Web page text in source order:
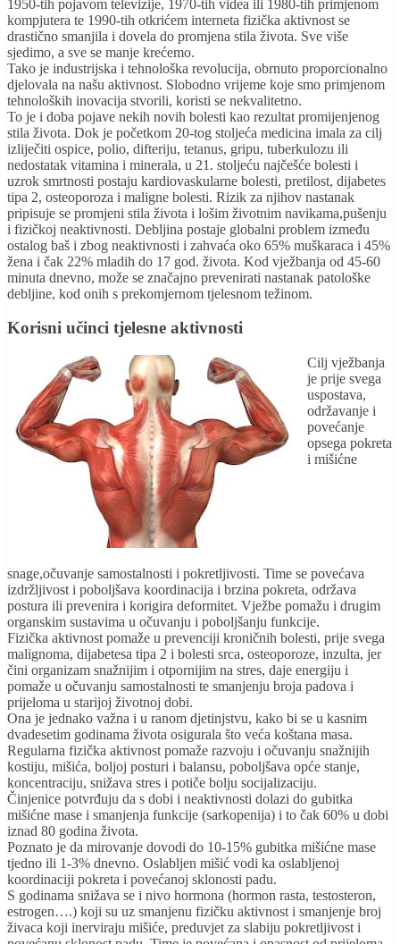
1950-tih pojavom televizije, 1970-tih videa ili 1980-tih primjenom
kompjutera te 1990-tih otkrićem interneta fizička aktivnost se
drastično smanjila i dovela do promjena stila života. Sve više
sjedimo, a sve se manje krećemo.
Tako je industrijska i tehnološka revolucija, obrnuto proporcionalno
djelovala na našu aktivnost. Slobodno vrijeme koje smo primjenom
tehnoloških inovacija stvorili, koristi se nekvalitetno.
To je i doba pojave nekih novih bolesti kao rezultat promijenjenog
stila života. Dok je početkom 20-tog stoljeća medicina imala za cilj
izliječiti ospice, polio, difteriju, tetanus, gripu, tuberkulozu ili
nedostatak vitamina i minerala, u 21. stoljeću najčešće bolesti i
uzrok smrtnosti postaju kardiovaskularne bolesti, pretilost, dijabetes
tipa 2, osteoporoza i maligne bolesti. Rizik za njihov nastanak
pripisuje se promjeni stila života i lošim životnim navikama,pušenju
i fizičkoj neaktivnosti. Debljina postaje globalni problem između
ostalog baš i zbog neaktivnosti i zahvaća oko 65% muškaraca i 45%
žena i čak 22% mladih do 17 god. života. Kod vježbanja od 45-60
minuta dnevno, može se značajno prevenirati nastanak patološke
debljine, kod onih s prekomjernom tjelesnom težinom.
Korisni učinci tjelesne aktivnosti
Cilj vježbanja
je prije svega
uspostava,
održavanje i
povećanje
opsega pokreta
i mišićne
snage,očuvanje samostalnosti i pokretljivosti. Time se povećava
izdržljivost i poboljšava koordinacija i brzina pokreta, održava
postura ili prevenira i korigira deformitet. Vježbe pomažu i drugim
organskim sustavima u očuvanju i poboljšanju funkcije.
Fizička aktivnost pomaže u prevenciji kroničnih bolesti, prije svega
malignoma, dijabetesa tipa 2 i bolesti srca, osteoporoze, inzulta, jer
čini organizam snažnijim i otpornijim na stres, daje energiju i
pomaže u očuvanju samostalnosti te smanjenju broja padova i
prijeloma u starijoj životnoj dobi.
Ona je jednako važna i u ranom djetinjstvu, kako bi se u kasnim
dvadesetim godinama života osigurala što veća koštana masa.
Regularna fizička aktivnost pomaže razvoju i očuvanju snažnijih
kostiju, mišića, boljoj posturi i balansu, poboljšava opće stanje,
koncentraciju, snižava stres i potiče bolju socijalizaciju.
Činjenice potvrđuju da s dobi i neaktivnosti dolazi do gubitka
mišićne mase i smanjenja funkcije (sarkopenija) i to čak 60% u dobi
iznad 80 godina života.
Poznato je da mirovanje dovodi do 10-15% gubitka mišićne mase
tjedno ili 1-3% dnevno. Oslabljen mišić vodi ka oslabljenoj
koordinaciji pokreta i povećanoj sklonosti padu.
S godinama snižava se i nivo hormona (hormon rasta, testosteron,
estrogen….) koji su uz smanjenu fizičku aktivnost i smanjenje broj
živaca koji inerviraju mišiće, preduvjet za slabiju pokretljivost i